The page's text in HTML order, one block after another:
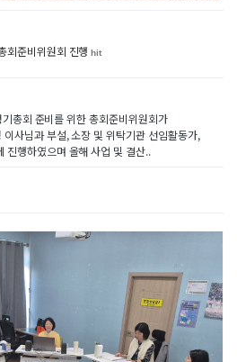
회준비위원회 진행hit
총회 준비를 위한 총회준비위원회가
사님과 부설, 소장 및 위탁기관 선임활동가,
진행하였으며 올해 사업 및 결산..